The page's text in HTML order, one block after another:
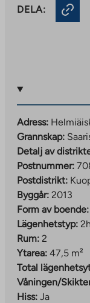
DELA:
Adress:
Grannskap:
Detalj av
Postnummer:
Postdistrikt:
Byggår: 2013
Form av boende:
Lägenhetstyp:
Rum: 2
Ytarea: 47,5 m²
Total
Våningen/
Hiss: Ja